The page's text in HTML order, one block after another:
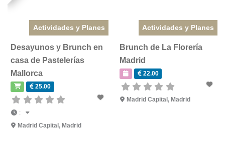
Actividades y Planes
Desayunos y Brunch en
casa de Pastelerías
Mallorca
25.00
:
Madrid Capital , Madrid
Actividades y Planes
Brunch de La Florería
Madrid
22.00
Madrid Capital , Madrid